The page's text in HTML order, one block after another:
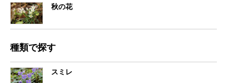
秋の花
種類で探す
スミレ